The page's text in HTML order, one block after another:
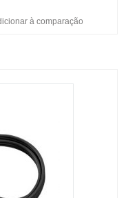
à comparação